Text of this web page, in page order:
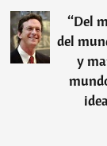
“Del
del
y